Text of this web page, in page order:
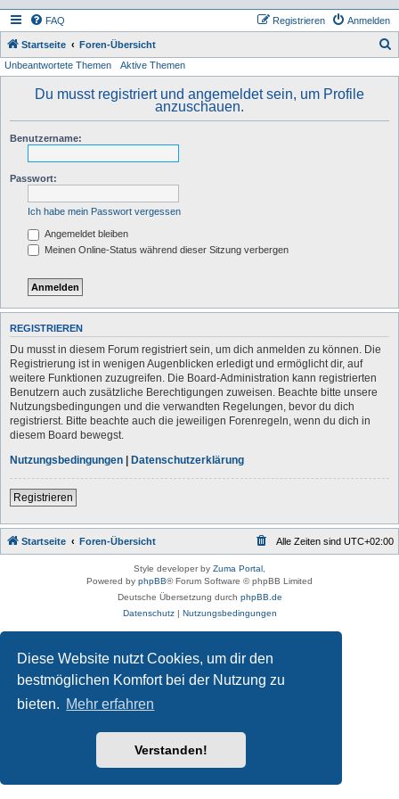
Diese Website nutzt Cookies, um dir den
bestmöglichen Komfort bei der Nutzung zu
bieten. Mehr erfahren
Verstanden!
FAQ Anmelden
Registrieren
Startseite Foren-Übersicht
Unbeantwortete Themen Aktive Themen
Du musst registriert und angemeldet sein, um Profile
anzuschauen.
Benutzername:
Passwort:
Ich habe mein Passwort vergessen
Angemeldet bleiben
Meinen Online-Status während dieser Sitzung verbergen
REGISTRIEREN
Du musst in diesem Forum registriert sein, um dich anmelden zu können. Die
Registrierung ist in wenigen Augenblicken erledigt und ermöglicht dir, auf
weitere Funktionen zuzugreifen. Die Board-Administration kann registrierten
Benutzern auch zusätzliche Berechtigungen zuweisen. Beachte bitte unsere
Nutzungsbedingungen und die verwandten Regelungen, bevor du dich
registrierst. Bitte beachte auch die jeweiligen Forenregeln, wenn du dich in
diesem Board bewegst.
Nutzungsbedingungen | Datenschutzerklärung
Registrieren
Startseite Foren-Übersicht Alle Zeiten sind UTC+02:00
Style developer by Zuma Portal
Powered by phpBB® Forum Software © phpBB Limited
Deutsche Übersetzung durch phpBB.de
Datenschutz| Nutzungsbedingungen